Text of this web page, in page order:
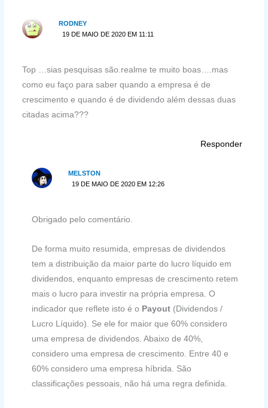
RODNEY
19 DE MAIO DE 2020 EM 11:11
Top …sias pesquisas são.realme te muito boas….mas
como eu faço para saber quando a empresa é de
crescimento e quando é de dividendo além dessas duas
citadas acima???
Responder
MELSTON
19 DE MAIO DE 2020 EM 12:26
Obrigado pelo comentário.
De forma muito resumida, empresas de dividendos
tem a distribuição da maior parte do lucro líquido em
dividendos, enquanto empresas de crescimento retem
mais o lucro para investir na própria empresa. O
indicador que reflete isto é o Payout(Dividendos /
Lucro Líquido). Se ele for maior que 60% considero
uma empresa de dividendos. Abaixo de 40%,
considero uma empresa de crescimento. Entre 40 e
60% considero uma empresa híbrida. São
classificações pessoais, não há uma regra definida.